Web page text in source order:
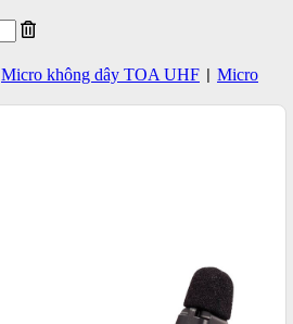
Micro không dây TOA UHF
Micro